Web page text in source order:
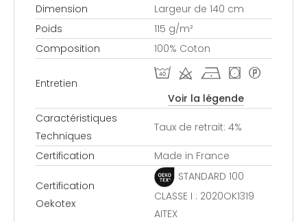
Dimension
Largeur de 140 cm
Poids
115 g/m²
Composition
100% Coton
Entretien
I d h ( *
Voir la légende
Caractéristiques
Techniques
Taux de retrait: 4%
Certification Made in France
Certification
Oekotex
STANDARD 100
CLASSE I : 2020OK1319
AITEX